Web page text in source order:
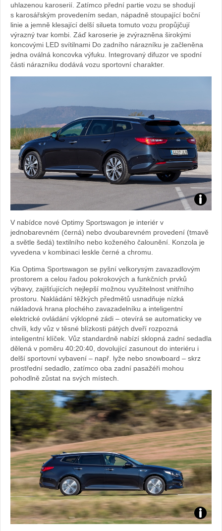
uhlazenou karoserií. Zatímco přední partie vozu se shodují
s karosářským provedením sedan, nápadně stoupající boční
linie a jemně klesající delší silueta tomuto vozu propůjčují
výrazný tvar kombi. Záď karoserie je zvýrazněna širokými
koncovými LED svítilnami Do zadního nárazníku je začleněna
jedna oválná koncovka výfuku. Integrovaný difuzor ve spodní
části nárazníku dodává vozu sportovní charakter.
Zdroj:
Kia
V nabídce nové Optimy Sportswagon je interiér v
jednobarevném (černá) nebo dvoubarevném provedení (tmavě
a světle šedá) textilního nebo koženého čalounění. Konzola je
vyvedena v kombinaci leskle černé a chromu.
Kia Optima Sportswagon se pyšní velkorysým zavazadlovým
prostorem a celou řadou pokrokových a funkčních prvků
výbavy, zajišťujících nejlepší možnou využitelnost vnitřního
prostoru. Nakládání těžkých předmětů usnadňuje nízká
nákladová hrana plochého zavazadelníku a inteligentní
elektrické ovládání výklopné zádi – otevírá se automaticky ve
chvíli, kdy vůz v těsné blízkosti pátých dveří rozpozná
inteligentní klíček. Vůz standardně nabízí sklopná zadní sedadla
dělená v poměru 40:20:40, dovolující zasunout do interiéru i
delší sportovní vybavení – např. lyže nebo snowboard – skrz
prostřední sedadlo, zatímco oba zadní pasažéři mohou
pohodlně zůstat na svých místech.
Zdroj: